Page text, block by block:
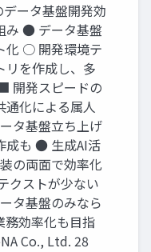
ータ基盤開発効
み ● データ基盤
化 ○ 開発環境テ
リを作成し、多
開発スピードの
通化による属人
タ基盤立ち上げ
成も ● 生成AI活
の両面で効率化
クストが少ない
タ基盤のみなら
務効率化も目指
Co., Ltd. 28